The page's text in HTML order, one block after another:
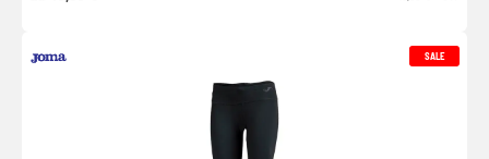
SALE